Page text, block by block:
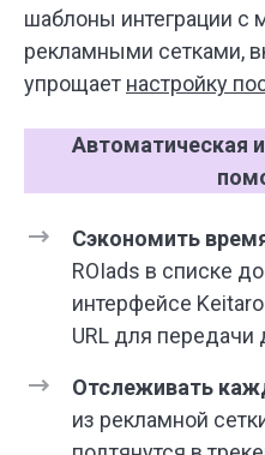
шаблоны интеграции с
рекламными сетками,
упрощает настройку
Автоматическая
Сэкономить
ROIads в списке
интерфейсе
URL для передачи
Отслеживать
из рекламной